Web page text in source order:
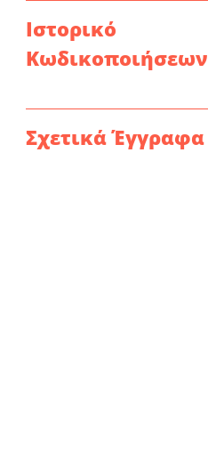
Ιστορικό
Κωδικοποιήσεων
Σχετικά Έγγραφα